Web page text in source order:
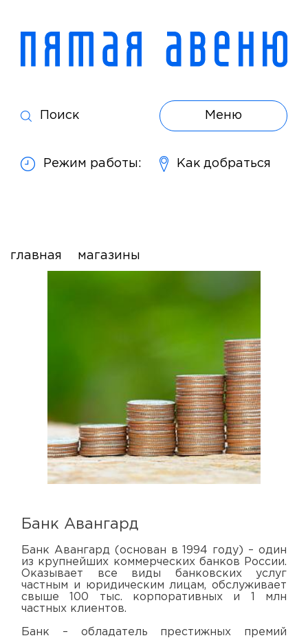
Поиск
Режим работы: Как добраться
Меню
главная магазины
Банк Авангард
Банк Авангард (основан в 1994 году) – один
из крупнейших коммерческих банков России.
Оказывает все виды банковских услуг
частным и юридическим лицам, обслуживает
свыше 100 тыс. корпоративных и 1 млн
частных клиентов.
Банк – обладатель престижных премий